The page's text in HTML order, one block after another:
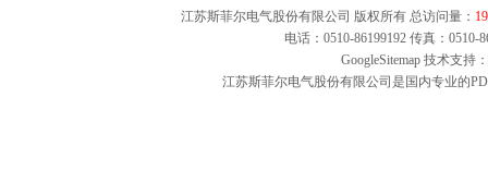
江苏斯菲尔电气股份有限公司 版权所有 总访问量：
电话：0510-86199192 传真：
GoogleSitemap技术支持
江苏斯菲尔电气股份有限公司是国内专业的